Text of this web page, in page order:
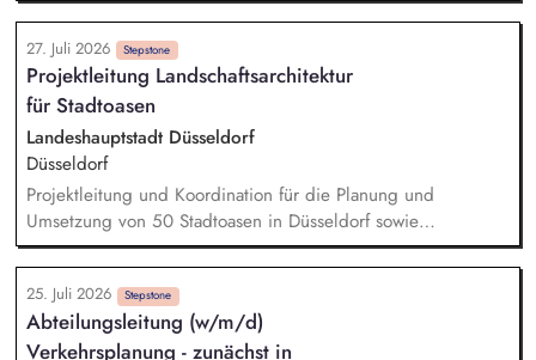
individuellen Lebensgeschichten. Systemisches Denken:
Zusammenhänge erkennen, Verhalten einordnen, Muster
verstehen. Förderung von Identitätsentwicklung, Selbstwert
und individuellen Stärken. Begleitung in lebenspraktischen
Bereichen (Alltag, Schule, Freizeit, Verantwortung).
Zusammenarbeit mit Eltern, Sorgeberechtigten, Schulen,
Therapeut*innen und Jugendämtern.
27. Juli 2026 Stepstone
Projektleitung Landschaftsarchitektur
für Stadtoasen
Landeshauptstadt Düsseldorf
Düsseldorf
Projektleitung und Koordination für die Planung und
Umsetzung von 50 Stadtoasen in Düsseldorf sowie
Entwicklung eines gesamtstädtischen Konzeptes mit dem Ziel
der Entsiegelung im Sinne der Klimaanpassung und
Biodiversität zur Schaffung von ökologischen Räumen mit
Aufenthaltsqualität für Bürger*innen
Finanzmittelverantwortung über das Projektvolumen in Höhe
25. Juli 2026 Stepstone
Abteilungsleitung (w/m/d)
Verkehrsplanung - zunächst in